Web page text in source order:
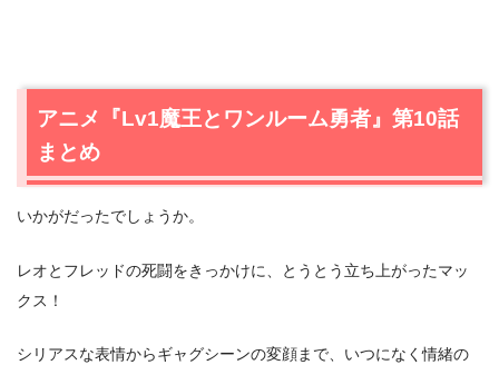
アニメ『Lv1魔王とワンルーム勇者』第10話
まとめ
いかがだったでしょうか。
レオとフレッドの死闘をきっかけに、とうとう立ち上がったマッ
クス！
シリアスな表情からギャグシーンの変顔まで、いつになく情緒の